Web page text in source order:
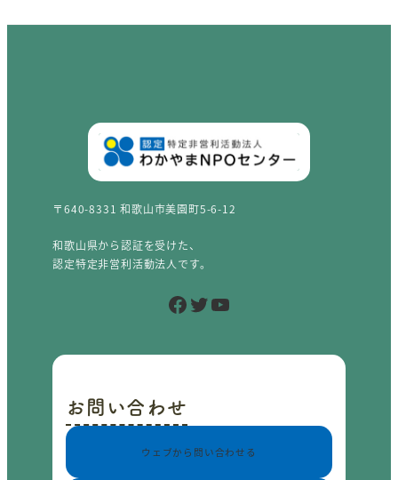
〒640-8331 和歌山市美園町5-6-12
和歌山県から認証を受けた、
認定特定非営利活動法人です。
Facebook Twitter YouTube
お問い合わせ
ウェブから問い合わせる